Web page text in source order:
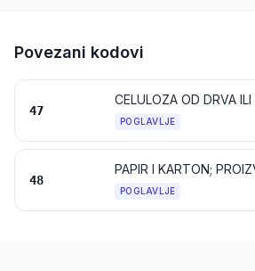
Povezani kodovi
47
POGLAVLJE
48
POGLAVLJE